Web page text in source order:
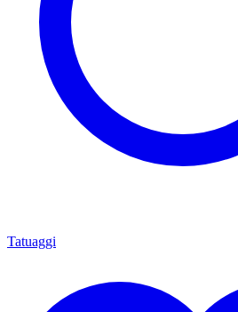
Tatuaggi